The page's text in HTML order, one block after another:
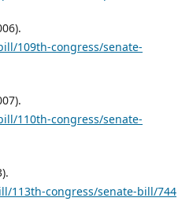
109th-congress/senate-
110th-congress/senate-
113th-congress/senate-bill/744